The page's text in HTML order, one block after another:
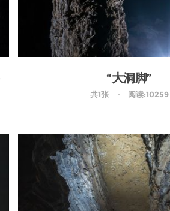
“大洞脚”
共1张 阅读:10259